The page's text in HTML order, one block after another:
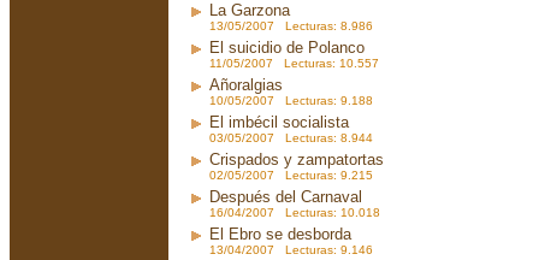
La Garzona
13/05/2007 Lecturas: 8.986
El suicidio de Polanco
11/05/2007 Lecturas: 10.557
Añoralgias
10/05/2007 Lecturas: 9.188
El imbécil socialista
03/05/2007 Lecturas: 8.944
Crispados y zampatortas
02/05/2007 Lecturas: 9.215
Después del Carnaval
16/04/2007 Lecturas: 10.018
El Ebro se desborda
13/04/2007 Lecturas: 9.146